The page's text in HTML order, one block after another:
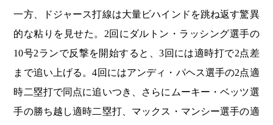
一方、ドジャース打線は大量ビハインドを跳ね返す驚異
的な粘りを見せた。2回にダルトン・ラッシング選手の
10号2ランで反撃を開始すると、3回には適時打で2点差
まで追い上げる。4回にはアンディ・パヘス選手の2点適
時二塁打で同点に追いつき、さらにムーキー・ベッツ選
手の勝ち越し適時二塁打、マックス・マンシー選手の適